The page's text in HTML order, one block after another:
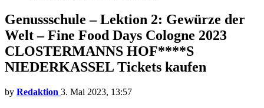
Genussschule – Lektion 2: Gewürze der
Welt – Fine Food Days Cologne 2023
CLOSTERMANNS HOF****S
NIEDERKASSEL Tickets kaufen
by Redaktion 3. Mai 2023, 13:57